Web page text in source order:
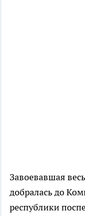
Завоевавшая
добралась до
республики